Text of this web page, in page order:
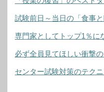
試験前日～当日の「食事
専門家としてトップ1％に
必ず全員見てほしい衝撃
センター試験対策のテクニ